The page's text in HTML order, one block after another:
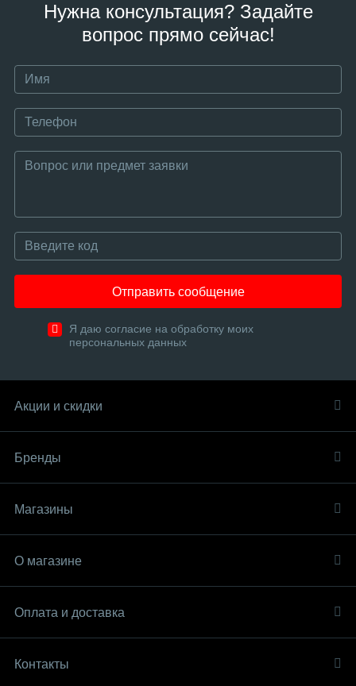
Нужна консультация? Задайте
вопрос прямо сейчас!
Отправить сообщение
Я даю согласие на обработку моих
персональных данных
Акции и скидки
Бренды
Магазины
О магазине
Оплата и доставка
Контакты